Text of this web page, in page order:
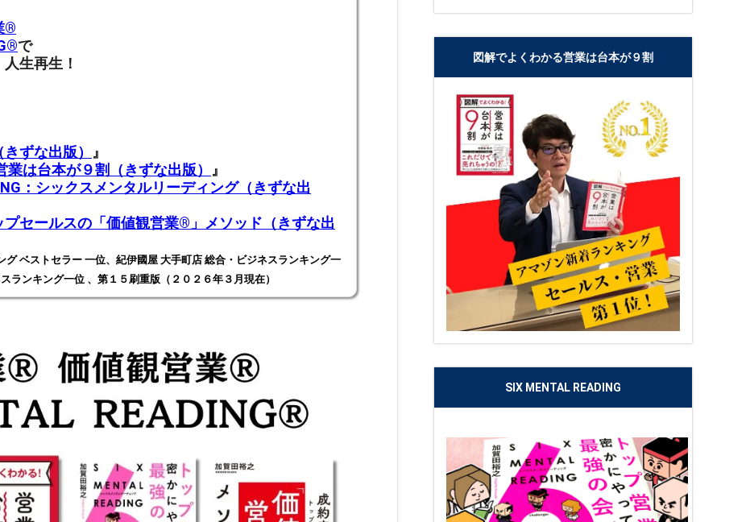
®︎
で
生再生！
ずな出版）
』
は台本が９割（きずな出版）
』
：シックスメンタルリーディング（きずな出
プセールスの「価値観営業®️」メソッド（きずな出
グ ベストセラー 一位、紀伊國屋 大手町店 総合・ビジネスランキング一
ランキング一位 、第１５刷重版（２０２６年３月現在）
図解でよくわかる営業は台本が９割
SIX MENTAL READING